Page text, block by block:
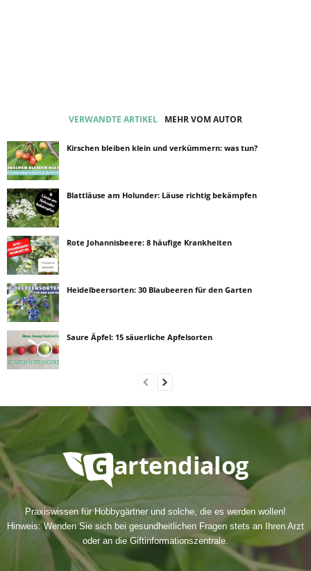
VERWANDTE ARTIKEL MEHR VOM AUTOR
Kirschen bleiben klein und verkümmern: was tun?
Blattläuse am Holunder: Läuse richtig bekämpfen
Rote Johannisbeere: 8 häufige Krankheiten
Heidelbeersorten: 30 Blaubeeren für den Garten
Saure Äpfel: 15 säuerliche Apfelsorten
Praxiswissen für Hobbygärtner und solche, die es werden wollen!
Hinweis: Wenden Sie sich bei gesundheitlichen Fragen stets an Ihren Arzt
oder an die Giftinformationszentrale.